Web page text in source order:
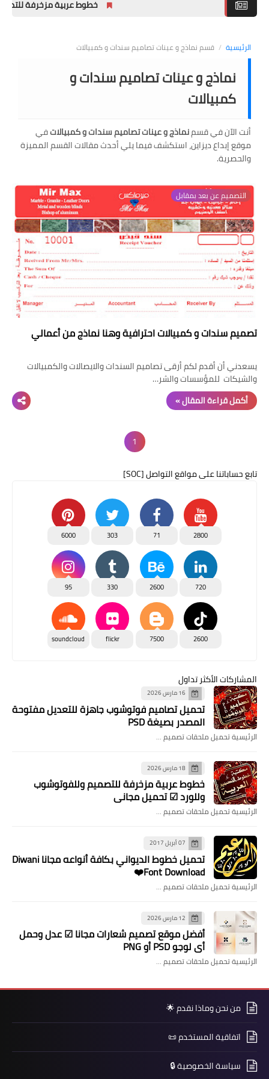
خطوط التصميم
تصاميم فوتوشوب
PSD جاهزه
خطوط عربية مزخرفة للتصميم
الرئيسية / قسم نماذج و عينات تصاميم سندات و كمبيالات
نماذج و عينات تصاميم سندات و
كمبيالات
أنت الآن في قسمنماذج و عينات تصاميم سندات و كمبيالاتفي
موقع إبداع ديزاين، استكشف فيما يلي أحدث مقالات القسم المميزة
والحصرية.
التصميم عن بعد بمقابل
تصميم سندات و كمبيالات احترافية وهنا نماذج من أعمالي
يسعدني أن أقدم لكم أرقى تصاميم السندات والايصالات والكمبيالات
والشيكات للمؤسسات والشر…
أكمل قراءة المقال »
1
تابع حساباتنا على مواقع التواصل [SOC]
2800
71
303
6000
720
2600
330
95
2600
7500
flickr
soundcloud
المشاركات الأكثر تداول
16 مارس 2026
تحميل تصاميم فوتوشوب جاهزة للتعديل مفتوحة
المصدر بصيغة PSD
الرئيسية تحميل ملحقات تصميم …
18 مارس 2026
خطوط عربية مزخرفة للتصميم وللفوتوشوب
وللورد ☑ تحميل مجاني
الرئيسية تحميل ملحقات تصميم …
07 أبريل 2017
تحميل خطوط الديواني بكافة أنواعه مجانا Diwani
Font Download❤️
الرئيسية تحميل ملحقات تصميم …
12 مارس 2026
​أفضل موقع تصميم شعارات مجانا ☑ عدل وحمل
أي لوجو PSD أو PNG
الرئيسية تحميل ملحقات تصميم …
من نحن وماذا نقدم 🌟
اتفاقية المستخدم 📜
سياسة الخصوصية 🔒